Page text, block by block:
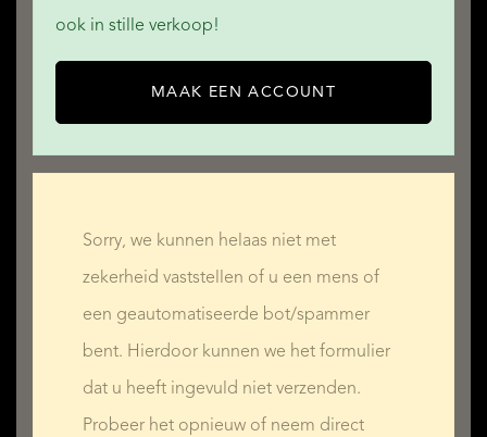
ook in stille verkoop!
MAAK EEN ACCOUNT
Sorry, we kunnen helaas niet met
zekerheid vaststellen of u een mens of
een geautomatiseerde bot/spammer
bent. Hierdoor kunnen we het formulier
dat u heeft ingevuld niet verzenden.
Probeer het opnieuw of neem direct